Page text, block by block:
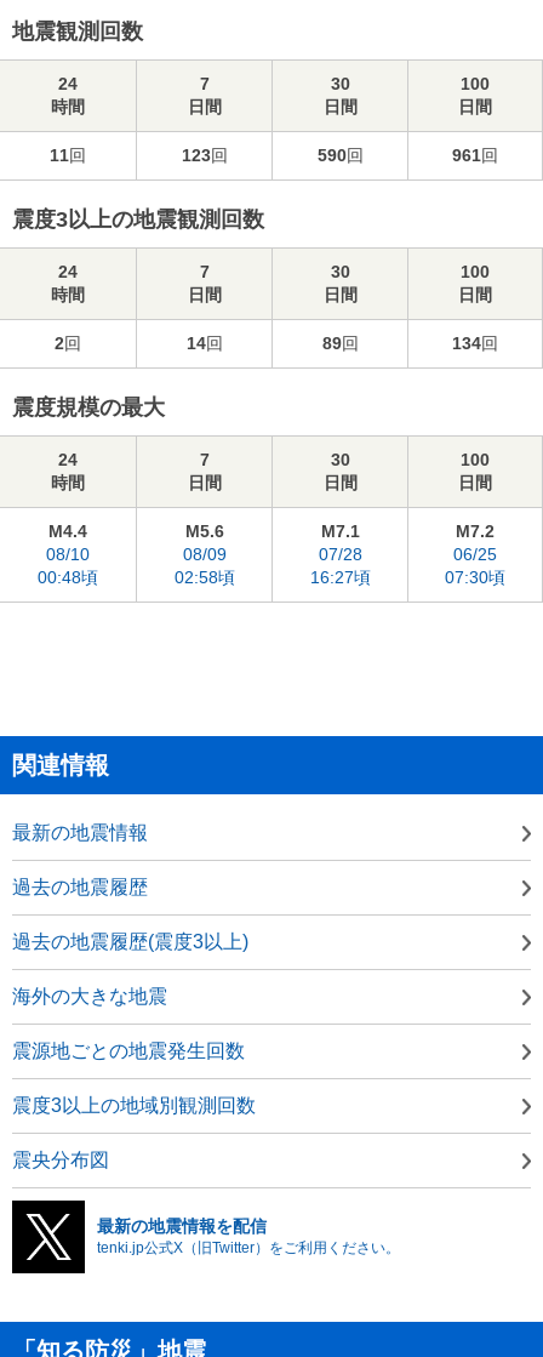
地震観測回数
24
時間
7
日間
30
日間
100
日間
11回 123回 590回 961回
震度3以上の地震観測回数
24
時間
7
日間
30
日間
100
日間
2回 14回 89回 134回
震度規模の最大
24
時間
7
日間
30
日間
100
日間
M4.4
08/10
00:48頃
M5.6
08/09
02:58頃
M7.1
07/28
16:27頃
M7.2
06/25
07:30頃
関連情報
最新の地震情報
過去の地震履歴
過去の地震履歴(震度3以上)
海外の大きな地震
震源地ごとの地震発生回数
震度3以上の地域別観測回数
震央分布図
最新の地震情報を配信
tenki.jp公式X（旧Twitter）をご利用ください。
「知る防災」地震